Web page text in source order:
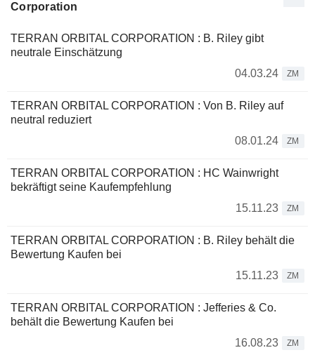
Corporation
TERRAN ORBITAL CORPORATION : B. Riley gibt
neutrale Einschätzung
04.03.24
ZM
TERRAN ORBITAL CORPORATION : Von B. Riley auf
neutral reduziert
08.01.24
ZM
TERRAN ORBITAL CORPORATION : HC Wainwright
bekräftigt seine Kaufempfehlung
15.11.23
ZM
TERRAN ORBITAL CORPORATION : B. Riley behält die
Bewertung Kaufen bei
15.11.23
ZM
TERRAN ORBITAL CORPORATION : Jefferies & Co.
behält die Bewertung Kaufen bei
16.08.23
ZM